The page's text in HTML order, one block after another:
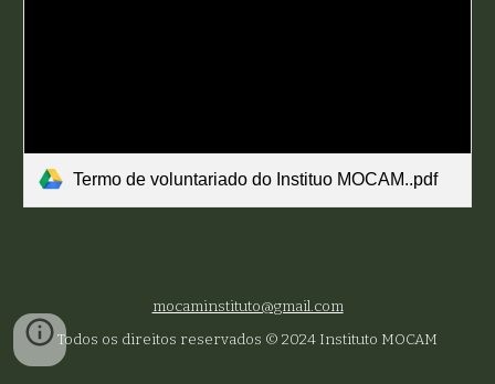
Termo de voluntariado do Instituo MOCAM..pdf
mocaminstituto@gmail.com
Todos os direitos reservados © 2024 Instituto MOCAM